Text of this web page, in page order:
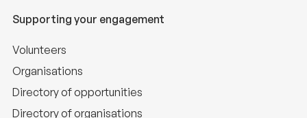
Supporting your engagement
Volunteers
Organisations
Directory of opportunities
Directory of organisations